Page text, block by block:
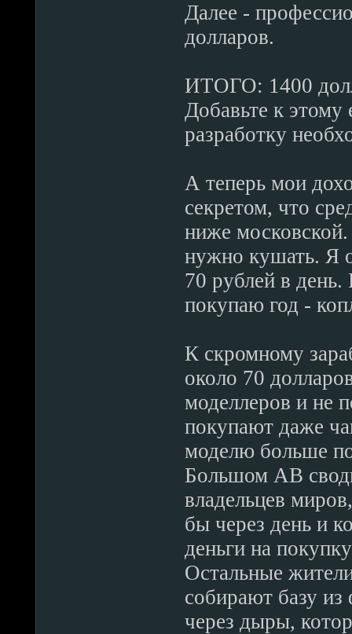
Далее -
долларов.
ИТОГО: 1400
Добавьте к этому
разработку
А теперь мои
секретом, что
ниже
нужно кушать. Я
70 рублей в
покупаю год -
К скромному
около 70
моделлеров и не
покупают даже
моделю больше
Большом АВ
владельцев
бы через день и
деньги на
Остальные
собирают базу
через дыры,